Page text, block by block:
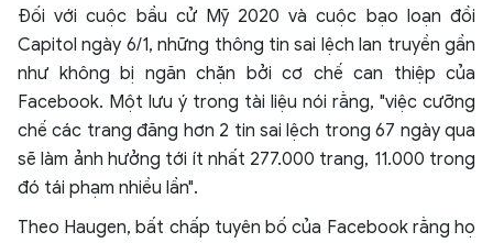
Đối với cuộc bầu cử Mỹ 2020 và cuộc bạo loạn đồi
Capitol ngày 6/1, những thông tin sai lệch lan truyền gần
như không bị ngăn chặn bởi cơ chế can thiệp của
Facebook. Một lưu ý trong tài liệu nói rằng, "việc cưỡng
chế các trang đăng hơn 2 tin sai lệch trong 67 ngày qua
sẽ làm ảnh hưởng tới ít nhất 277.000 trang, 11.000 trong
đó tái phạm nhiều lần".
Theo Haugen, bất chấp tuyên bố của Facebook rằng họ